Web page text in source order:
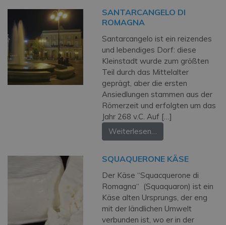
SANTARCANGELO DI
ROMAGNA
Santarcangelo ist ein reizendes
und lebendiges Dorf: diese
Kleinstadt wurde zum größten
Teil durch das Mittelalter
geprägt, aber die ersten
Ansiedlungen stammen aus der
Römerzeit und erfolgten um das
Jahr 268 v.C. Auf […]
Weiterlesen…
SQUAQUERONE KÄSE
Der Käse “Squacquerone di
Romagna“ (Squaquaron) ist ein
Käse alten Ursprungs, der eng
mit der ländlichen Umwelt
verbunden ist, wo er in der